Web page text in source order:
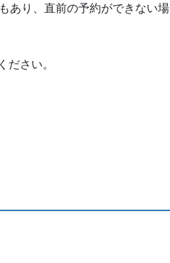
あり、直前の予約ができない場
ださい。